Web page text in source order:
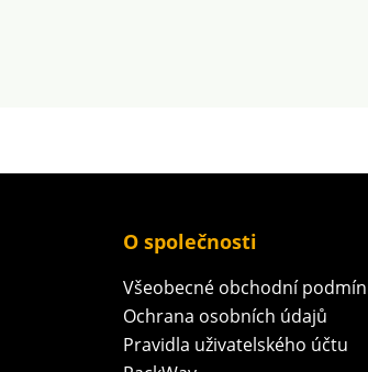
O společnosti
Všeobecné obchodní
Ochrana osobních údajů
Pravidla uživatelského účtu